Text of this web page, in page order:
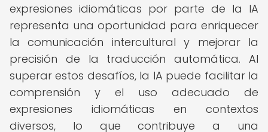
expresiones idiomáticas por parte de la IA
representa una oportunidad para enriquecer
la comunicación intercultural y mejorar la
precisión de la traducción automática. Al
superar estos desafíos, la IA puede facilitar la
comprensión y el uso adecuado de
expresiones idiomáticas en contextos
diversos, lo que contribuye a una